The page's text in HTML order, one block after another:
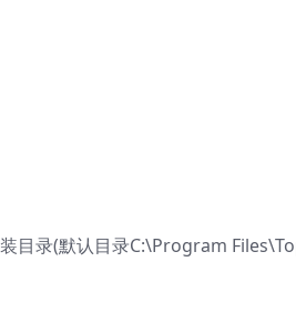
目录(默认目录C:\Program